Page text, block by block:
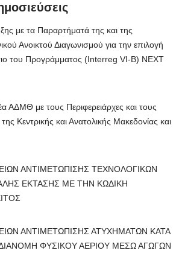
με τα Παραρτήματά της και της
Ανοικτού Διαγωνισμού για την επιλογή
του Προγράμματος (Interreg VI-B) NEXT
ΑΔΜΘ με τους Περιφερειάρχες και τους
Κεντρικής και Ανατολικής Μακεδονίας και
ΑΝΤΙΜΕΤΩΠΙΣΗΣ ΤΕΧΝΟΛΟΓΙΚΩΝ
ΕΚΤΑΣΗΣ ΜΕ ΤΗΝ ΚΩΔΙΚΗ
ΑΝΤΙΜΕΤΩΠΙΣΗΣ ΑΤΥΧΗΜΑΤΩΝ ΚΑΤΑ
ΦΥΣΙΚΟΥ ΑΕΡΙΟΥ ΜΕΣΩ ΑΓΩΓΩΝ